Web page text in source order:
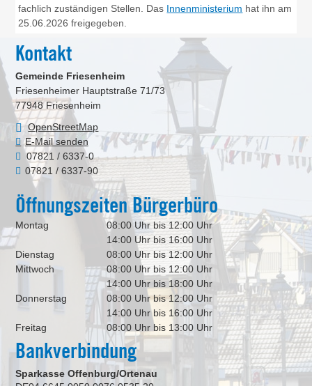
fachlich zuständigen Stellen. Das Innenministerium hat ihn am
25.06.2026 freigegeben.
Kontakt
Gemeinde Friesenheim
Friesenheimer Hauptstraße 71/73
77948 Friesenheim
OpenStreetMap
E-Mail senden
07821 / 6337-0
07821 / 6337-90
Öffnungszeiten Bürgerbüro
Montag
08:00 Uhr bis 12:00 Uhr
14:00 Uhr bis 16:00 Uhr
Dienstag
08:00 Uhr bis 12:00 Uhr
Mittwoch
08:00 Uhr bis 12:00 Uhr
14:00 Uhr bis 18:00 Uhr
Donnerstag
08:00 Uhr bis 12:00 Uhr
14:00 Uhr bis 16:00 Uhr
Freitag
08:00 Uhr bis 13:00 Uhr
Bankverbindung
Sparkasse Offenburg/Ortenau